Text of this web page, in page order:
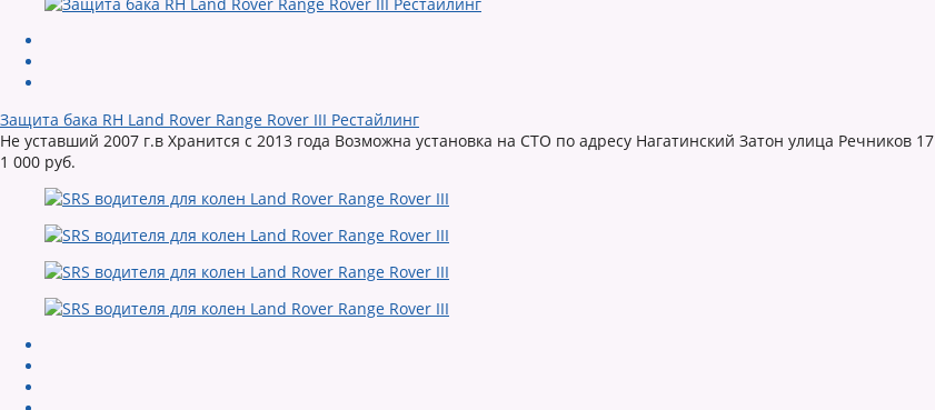
Защита бака RH Land Rover Range Rover III Рестайлинг
Не уставший 2007 г.в Хранится с 2013 года Возможна установка на СТО по адресу Нагатинский Затон улица Речников 17
1 000 руб.